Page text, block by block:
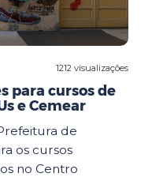
1212 visualizações
para cursos de
e Cemear
de
os cursos
no Centro